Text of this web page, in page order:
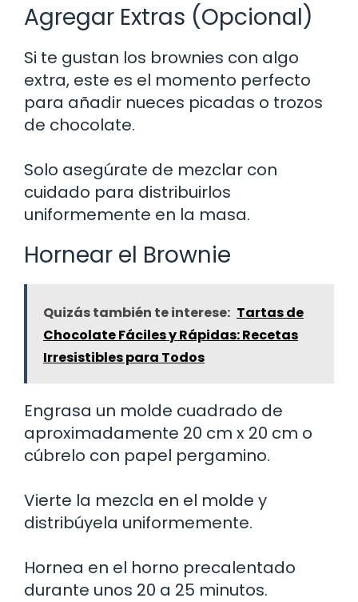
Agregar Extras (Opcional)
Si te gustan los brownies con algo
extra, este es el momento perfecto
para añadir nueces picadas o trozos
de chocolate.
Solo asegúrate de mezclar con
cuidado para distribuirlos
uniformemente en la masa.
Hornear el Brownie
Quizás también te interese: Tartas de
Chocolate Fáciles y Rápidas: Recetas
Irresistibles para Todos
Engrasa un molde cuadrado de
aproximadamente 20 cm x 20 cm o
cúbrelo con papel pergamino.
Vierte la mezcla en el molde y
distribúyela uniformemente.
Hornea en el horno precalentado
durante unos 20 a 25 minutos.